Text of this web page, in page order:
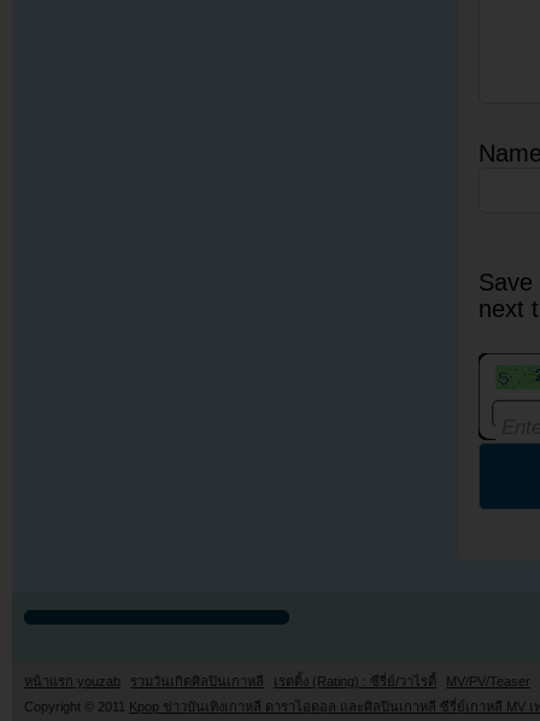
next
หน้าแรก youzab รวมวันเกิดศิลปินเกาหลี เรตติ้ง (Rating) : ซีรี่ย์/วาไรตี้
MV/PV/Teaser
Copyright © 2011 Kpop ข่าวบันเทิงเกาหลี ดาราไอดอล และศิลปินเกาหลี ซีรี่ย์เกาหลี MV